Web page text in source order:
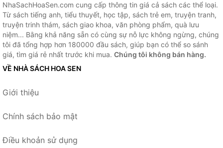
NhaSachHoaSen.com cung cấp thông tin giá cả sách các thể loại.
Từ sách tiếng anh, tiểu thuyết, học tập, sách trẻ em, truyện tranh,
truyện trinh thám, sách giao khoa, văn phòng phẩm, quà lưu
niệm... Bằng khả năng sẵn có cùng sự nỗ lực không ngừng, chúng
tôi đã tổng hợp hơn 180000 đầu sách, giúp bạn có thể so sánh
giá, tìm giá rẻ nhất trước khi mua. Chúng tôi không bán hàng.
VỀ NHÀ SÁCH HOA SEN
Giới thiệu
Chính sách bảo mật
Điều khoản sử dụng